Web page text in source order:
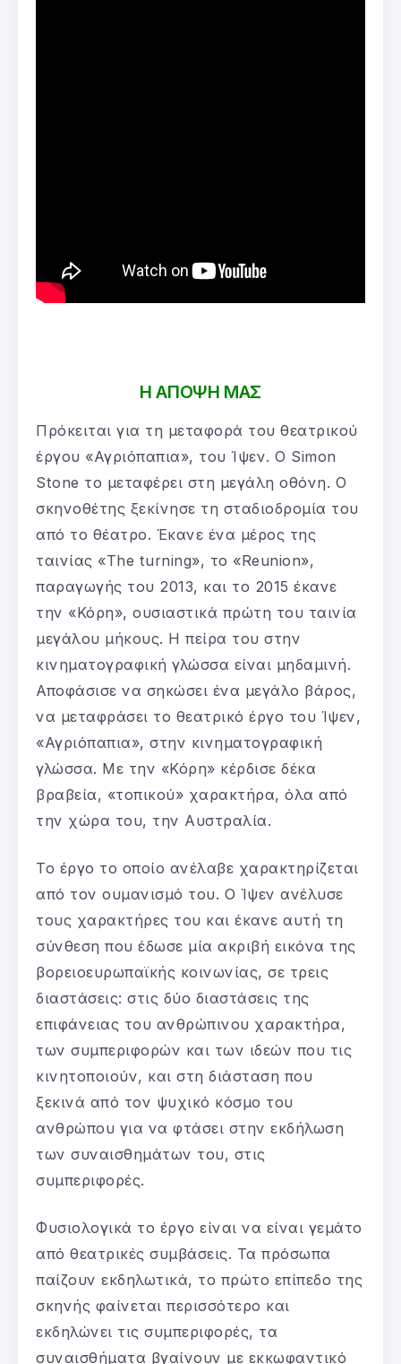
Η ΑΠΟΨΗ ΜΑΣ
Πρόκειται για τη μεταφορά του θεατρικού
έργου «Αγριόπαπια», του Ίψεν. Ο Simon
Stone το μεταφέρει στη μεγάλη οθόνη. Ο
σκηνοθέτης ξεκίνησε τη σταδιοδρομία του
από το θέατρο. Έκανε ένα μέρος της
ταινίας «The turning», το «Reunion»,
παραγωγής του 2013, και το 2015 έκανε
την «Κόρη», ουσιαστικά πρώτη του ταινία
μεγάλου μήκους. Η πείρα του στην
κινηματογραφική γλώσσα είναι μηδαμινή.
Αποφάσισε να σηκώσει ένα μεγάλο βάρος,
να μεταφράσει το θεατρικό έργο του Ίψεν,
«Αγριόπαπια», στην κινηματογραφική
γλώσσα. Με την «Κόρη» κέρδισε δέκα
βραβεία, «τοπικού» χαρακτήρα, όλα από
την χώρα του, την Αυστραλία.
Το έργο το οποίο ανέλαβε χαρακτηρίζεται
από τον ουμανισμό του. Ο Ίψεν ανέλυσε
τους χαρακτήρες του και έκανε αυτή τη
σύνθεση που έδωσε μία ακριβή εικόνα της
βορειοευρωπαϊκής κοινωνίας, σε τρεις
διαστάσεις: στις δύο διαστάσεις της
επιφάνειας του ανθρώπινου χαρακτήρα,
των συμπεριφορών και των ιδεών που τις
κινητοποιούν, και στη διάσταση που
ξεκινά από τον ψυχικό κόσμο του
ανθρώπου για να φτάσει στην εκδήλωση
των συναισθημάτων του, στις
συμπεριφορές.
Φυσιολογικά το έργο είναι να είναι γεμάτο
από θεατρικές συμβάσεις. Τα πρόσωπα
παίζουν εκδηλωτικά, το πρώτο επίπεδο της
σκηνής φαίνεται περισσότερο και
εκδηλώνει τις συμπεριφορές, τα
συναισθήματα βγαίνουν με εκκωφαντικό